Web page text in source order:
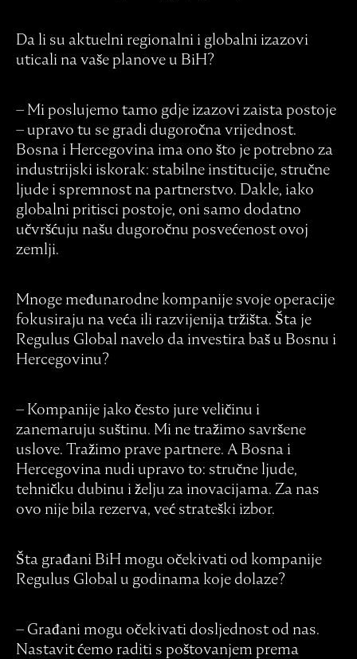
Da li su aktuelni regionalni i globalni izazovi
uticali na vaše planove u BiH?
– Mi poslujemo tamo gdje izazovi zaista postoje
– upravo tu se gradi dugoročna vrijednost.
Bosna i Hercegovina ima ono što je potrebno za
industrijski iskorak: stabilne institucije, stručne
ljude i spremnost na partnerstvo. Dakle, iako
globalni pritisci postoje, oni samo dodatno
učvršćuju našu dugoročnu posvećenost ovoj
zemlji.
Mnoge međunarodne kompanije svoje operacije
fokusiraju na veća ili razvijenija tržišta. Šta je
Regulus Global navelo da investira baš u Bosnu i
Hercegovinu?
– Kompanije jako često jure veličinu i
zanemaruju suštinu. Mi ne tražimo savršene
uslove. Tražimo prave partnere. A Bosna i
Hercegovina nudi upravo to: stručne ljude,
tehničku dubinu i želju za inovacijama. Za nas
ovo nije bila rezerva, već strateški izbor.
Šta građani BiH mogu očekivati od kompanije
Regulus Global u godinama koje dolaze?
– Građani mogu očekivati dosljednost od nas.
Nastavit ćemo raditi s poštovanjem prema